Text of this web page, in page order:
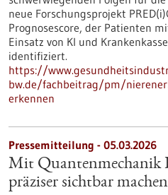
neue Forschungsprojekt
Prognosescore, der Patienten
Einsatz von KI und
identifiziert.
https://
bw.de/fachbeitrag/pm/
erkennen
Pressemitteilung - 05.03.2026
Mit Quantenmechanik
präziser sichtbar machen